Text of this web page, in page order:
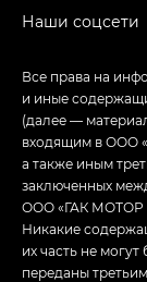
Все права на
и иные
(далее —
входящим в ООО
а также иным
заключенных
ООО «ГАК МОТОР
Никакие
их часть не
переданы